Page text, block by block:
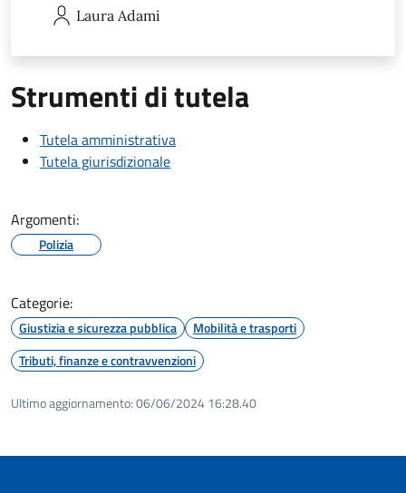
Laura Adami
Strumenti di tutela
Tutela amministrativa
Tutela giurisdizionale
Argomenti:
Polizia
Categorie:
Giustizia e sicurezza pubblica
Mobilità e trasporti
Tributi, finanze e contravvenzioni
Ultimo aggiornamento:06/06/2024 16:28.40